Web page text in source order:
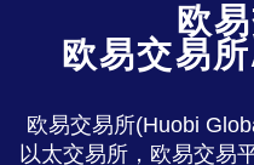
欧
欧易交易
欧易交易所(Huobi
以太交易所，欧易交易